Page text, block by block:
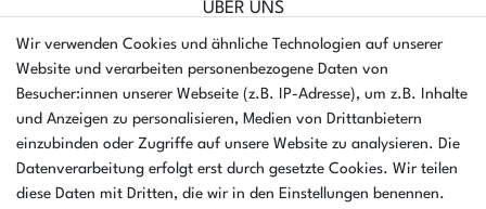
ÜBER UNS
AMIKON GMBH
Einsteinstr. 8a
46325 Borken
Deutschland
Öffnungszeiten Montag - Donnerstag
07:30 - 16:00 Uhr
Wir verwenden Cookies und ähnliche Technologien auf unserer
Website und verarbeiten personenbezogene Daten von
Besucher:innen unserer Webseite (z.B. IP-Adresse), um z.B. Inhalte
und Anzeigen zu personalisieren, Medien von Drittanbietern
einzubinden oder Zugriffe auf unsere Website zu analysieren. Die
Datenverarbeitung erfolgt erst durch gesetzte Cookies. Wir teilen
diese Daten mit Dritten, die wir in den Einstellungen benennen.